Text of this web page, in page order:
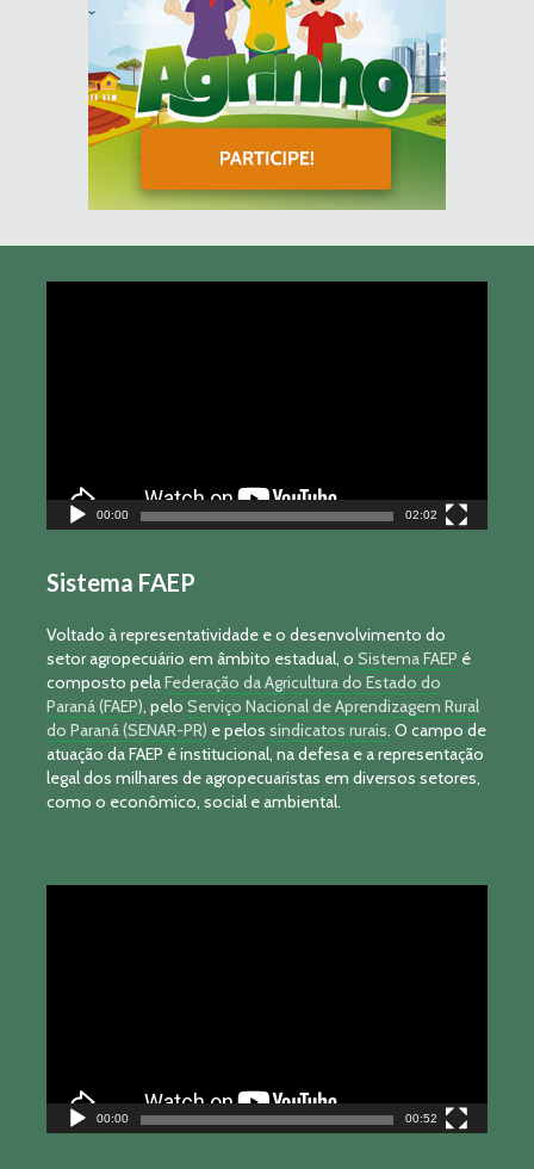
00:00 02:02
Sistema FAEP
Voltado à representatividade e o desenvolvimento do
setor agropecuário em âmbito estadual, o Sistema FAEP é
composto pelaFederação da Agricultura do Estado do
Paraná (FAEP), pelo Serviço Nacional de Aprendizagem Rural
do Paraná (SENAR-PR) e pelos sindicatos rurais. O campo de
atuação da FAEP é institucional, na defesa e a representação
legal dos milhares de agropecuaristas em diversos setores,
como o econômico, social e ambiental.
00:00 00:52